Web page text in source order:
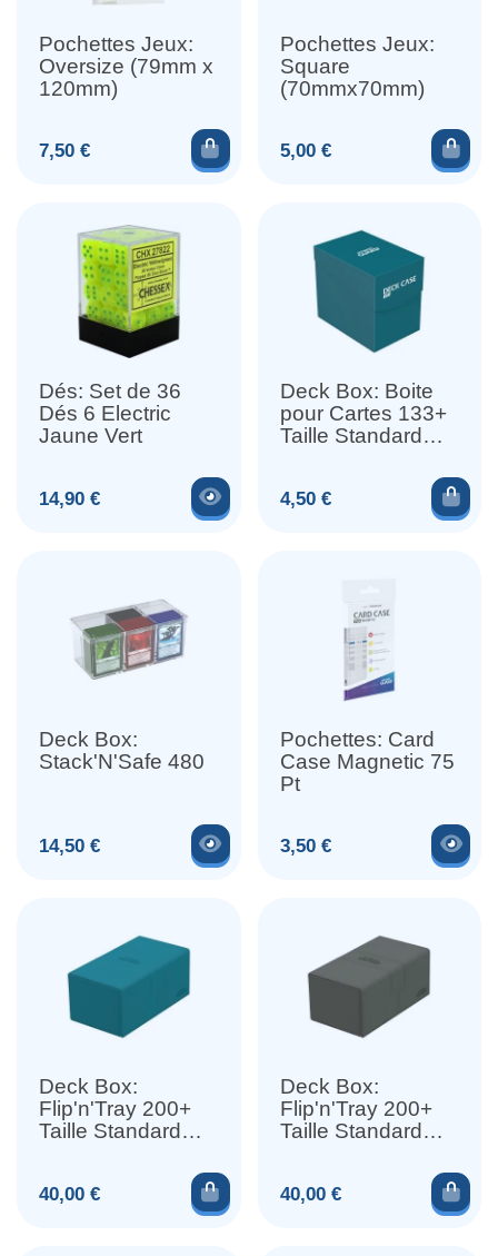
Pochettes Jeux:
Oversize (79mm x
120mm)
Prix
7,50 € Ajouter au panier
Pochettes Jeux:
Square
(70mmx70mm)
Prix
5,00 €
Dés: Set de 36
Dés 6 Electric
Jaune Vert
Prix
14,90 € Voir le produit
Deck Box: Boite
pour Cartes 133+
Taille Standard
Prix
4,50 €
Deck Box:
Stack'N'Safe 480
Prix
14,50 € Voir le produit
Pochettes: Card
Case Magnetic 75
Pt
Prix
3,50 €
Deck Box:
Flip'n'Tray 200+
Taille Standard
Prix
40,00 € Ajouter au panier
Deck Box:
Flip'n'Tray 200+
Taille Standard
Prix
40,00 €